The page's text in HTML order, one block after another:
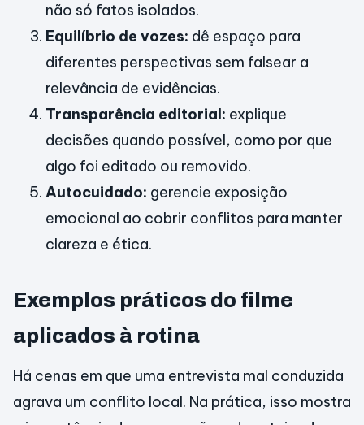
não só fatos isolados.
Equilíbrio de vozes: dê espaço para
diferentes perspectivas sem falsear a
relevância de evidências.
Transparência editorial: explique
decisões quando possível, como por que
algo foi editado ou removido.
Autocuidado: gerencie exposição
emocional ao cobrir conflitos para manter
clareza e ética.
Exemplos práticos do filme
aplicados à rotina
Há cenas em que uma entrevista mal conduzida
agrava um conflito local. Na prática, isso mostra